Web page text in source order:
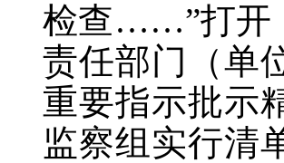
检查……”打开
责任部门（单
重要指示批示
监察组实行清